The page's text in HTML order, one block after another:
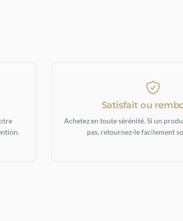
Satisfait ou
Achetez en toute sérénité. Si un
pas, retournez-le facilement